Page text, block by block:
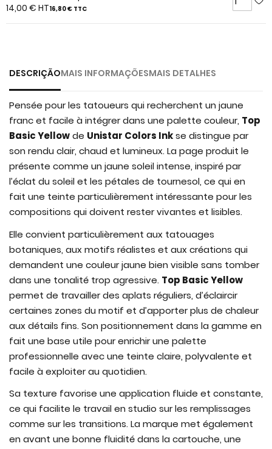
the
14,00 € HT16,80 € TTC
DESCRIÇÃOMAIS INFORMAÇÕESMAIS DETALHES
Pensée pour les tatoueurs qui recherchent un jaune
franc et facile à intégrer dans une palette couleur, Top
Basic Yellowde Unistar Colors Inkse distingue par
son rendu clair, chaud et lumineux. La page produit le
présente comme un jaune soleil intense, inspiré par
l’éclat du soleil et les pétales de tournesol, ce qui en
fait une teinte particulièrement intéressante pour les
compositions qui doivent rester vivantes et lisibles.
Elle convient particulièrement aux tatouages
botaniques, aux motifs réalistes et aux créations qui
demandent une couleur jaune bien visible sans tomber
dans une tonalité trop agressive. Top Basic Yellow
permet de travailler des aplats réguliers, d’éclaircir
certaines zones du motif et d’apporter plus de chaleur
aux détails fins. Son positionnement dans la gamme en
fait une base utile pour enrichir une palette
professionnelle avec une teinte claire, polyvalente et
facile à exploiter au quotidien.
Sa texture favorise une application fluide et constante,
ce qui facilite le travail en studio sur les remplissages
comme sur les transitions. La marque met également
en avant une bonne fluidité dans la cartouche, une